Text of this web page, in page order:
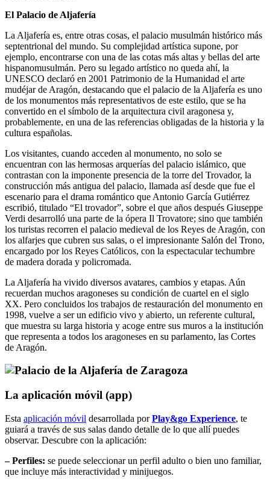
El Palacio de Aljafería
La Aljafería es, entre otras cosas, el palacio musulmán histórico más
septentrional del mundo. Su complejidad artística supone, por
ejemplo, encontrarse con una de las cotas más altas y bellas del arte
hispanomusulmán. Pero su legado artístico no queda ahí, la
UNESCO declaró en 2001 Patrimonio de la Humanidad el arte
mudéjar de Aragón, destacando que el palacio de la Aljafería es uno
de los monumentos más representativos de este estilo, que se ha
convertido en el símbolo de la arquitectura civil aragonesa y,
probablemente, en una de las referencias obligadas de la historia y la
cultura españolas.
Los visitantes, cuando acceden al monumento, no solo se
encuentran con las hermosas arquerías del palacio islámico, que
contrastan con la imponente presencia de la torre del Trovador, la
construcción más antigua del palacio, llamada así desde que fue el
escenario para el drama romántico que Antonio García Gutiérrez
escribió, titulado “El trovador”, sobre el que años después Giuseppe
Verdi desarrolló una parte de la ópera Il Trovatore; sino que también
los turistas recorren el palacio medieval de los Reyes de Aragón, con
los alfarjes que cubren sus salas, o el impresionante Salón del Trono,
encargado por los Reyes Católicos, con la espectacular techumbre
de madera dorada y policromada.
La Aljafería ha vivido diversos avatares, cambios y etapas. Aún
recuerdan muchos aragoneses su condición de cuartel en el siglo
XX. Pero concluidos los trabajos de restauración del monumento en
1998, vuelve a ser un edificio vivo y abierto, un referente cultural,
que muestra su larga historia y acoge entre sus muros a la institución
que representa a todos los aragoneses en su parlamento, las Cortes
de Aragón.
La aplicación móvil (app)
Esta aplicación móvil desarrollada porPlay&go Experience, te
guiará a través de sus salas dando detalle de lo que allí puedes
observar. Descubre con la aplicación:
– Perfiles: se puede seleccionar un perfil adulto o bien uno familiar,
que incluye más interactividad y minijuegos.